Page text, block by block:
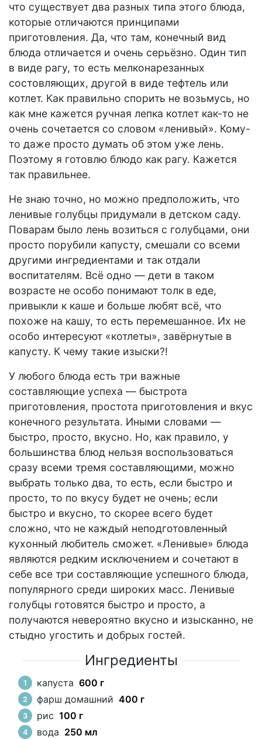
что существует два разных типа этого блюда,
которые отличаются принципами
приготовления. Да, что там, конечный вид
блюда отличается и очень серьёзно. Один тип
в виде рагу, то есть мелконарезанных
состовляющих, другой в виде тефтель или
котлет. Как правильно спорить не возьмусь, но
как мне кажется ручная лепка котлет как-то не
очень сочетается со словом «ленивый». Кому-
то даже просто думать об этом уже лень.
Поэтому я готовлю блюдо как рагу. Кажется
так правильнее.
Не знаю точно, но можно предположить, что
ленивые голубцы придумали в детском саду.
Поварам было лень возиться с голубцами, они
просто порубили капусту, смешали со всеми
другими ингредиентами и так отдали
воспитателям. Всё одно — дети в таком
возрасте не особо понимают толк в еде,
привыкли к каше и больше любят всё, что
похоже на кашу, то есть перемешанное. Их не
особо интересуют «котлеты», завёрнутые в
капусту. К чему такие изыски?!
У любого блюда есть три важные
составляющие успеха — быстрота
приготовления, простота приготовления и вкус
конечного результата. Иными словами —
быстро, просто, вкусно. Но, как правило, у
большинства блюд нельзя воспользоваться
сразу всеми тремя составляющими, можно
выбрать только два, то есть, если быстро и
просто, то по вкусу будет не очень; если
быстро и вкусно, то скорее всего будет
сложно, что не каждый неподготовленный
кухонный любитель сможет. «Ленивые» блюда
являются редким исключением и сочетают в
себе все три составляющие успешного блюда,
популярного среди широких масс. Ленивые
голубцы готовятся быстро и просто, а
получаются невероятно вкусно и изысканно, не
стыдно угостить и добрых гостей.
Ингредиенты
капуста 600 г
фарш домашний 400 г
рис 100 г
вода 250 мл